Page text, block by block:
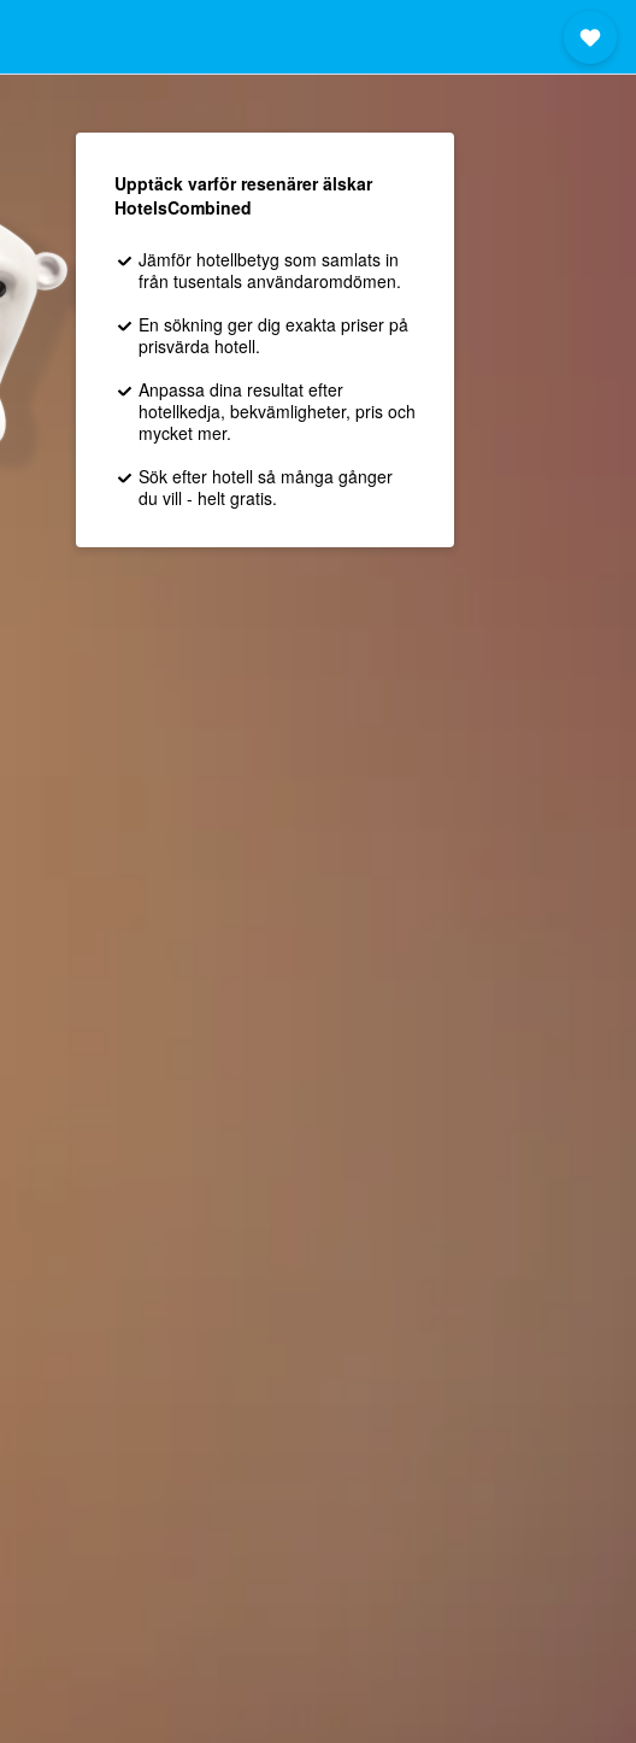
Upptäck varför resenärer älskar
HotelsCombined
Jämför hotellbetyg som samlats in
från tusentals användaromdömen.
En sökning ger dig exakta priser på
prisvärda hotell.
Anpassa dina resultat efter
hotellkedja, bekvämligheter, pris och
mycket mer.
Sök efter hotell så många gånger
du vill - helt gratis.